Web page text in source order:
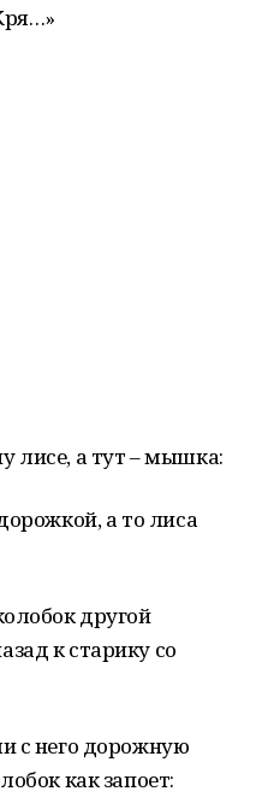
лисе, а тут – мышка:
а то лиса
другой
к старику со
с него дорожную
как запоет: